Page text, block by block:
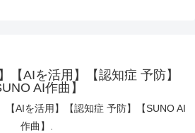
【AIを活用】【認知症 予防】
AI作曲】
AIを活用】【認知症 予防】【SUNO AI
作曲】.